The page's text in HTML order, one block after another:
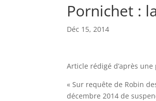
Pornichet :
Déc 15, 2014
Article rédigé d’après
« Sur requête de Robin
décembre 2014 de